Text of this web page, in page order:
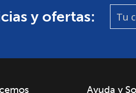
y ofertas:
Ayuda y